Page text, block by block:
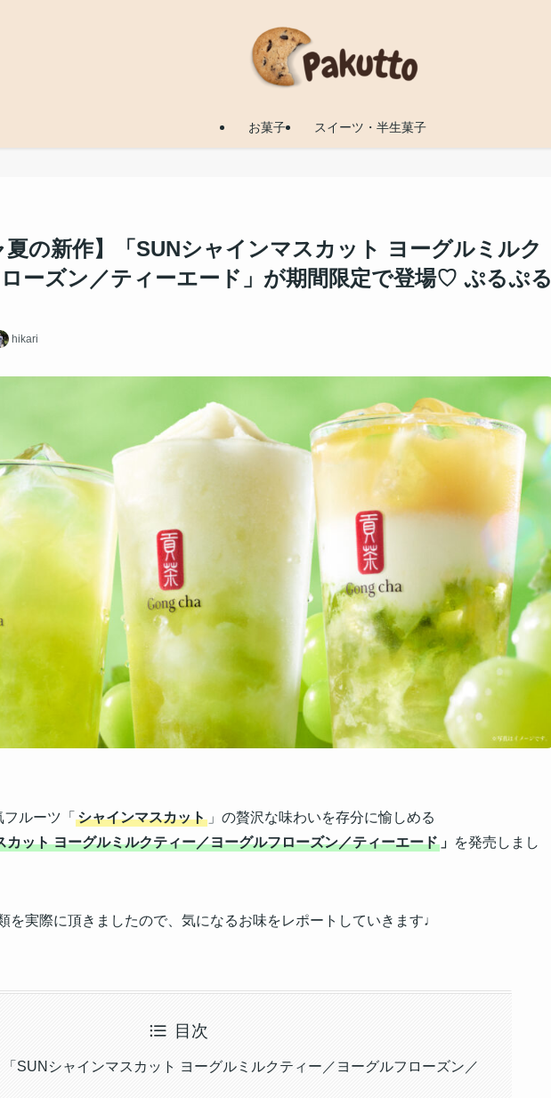
お菓子 スイーツ・半生菓子
夏の新作】「SUNシャインマスカット ヨーグルミルク
ーズン／ティーエード」が期間限定で登場♡ ぷるぷる
hikari
ルーツ「 シャインマスカット 」の贅沢な味わいを存分に愉しめる
カット ヨーグルミルクティー／ヨーグルフローズン／ティーエード 」 を発売しまし
を実際に頂きましたので、気になるお味をレポートしていきます♩
目次
「SUNシャインマスカット ヨーグルミルクティー／ヨーグルフローズン／